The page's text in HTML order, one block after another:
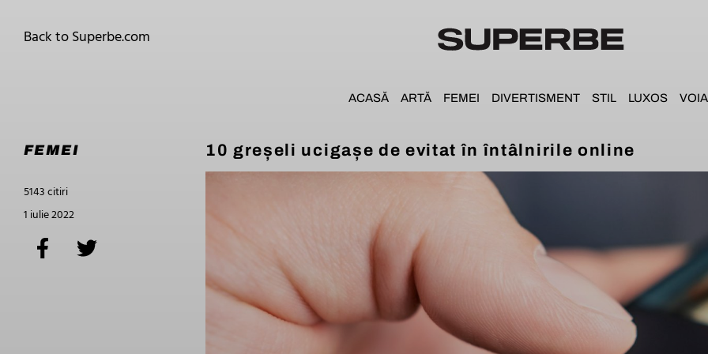
Back to Superbe.com
ACASĂ ARTĂ FEMEI DIVERTISMENT STIL LUXOS
10 greșeli ucigașe de evitat în întâlnirile online
FEMEI
5143 citiri
1 iulie 2022